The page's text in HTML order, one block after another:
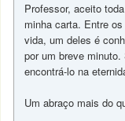
Professor, aceito
minha carta. Entre
vida, um deles é
por um breve
encontrá-lo na
Um abraço mais do